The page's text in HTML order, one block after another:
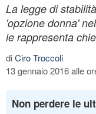
La legge di
'opzione donna'
le rappresenta
diCiro Troccoli
13 gennaio 2016 alle
Non perdere le